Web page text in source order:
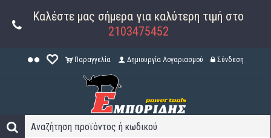
Καλέστε μας σήμερα για καλύτερη τιμή στο
2103475452
Παραγγελία Δημιουργία Λογαριασμού Σύνδεση